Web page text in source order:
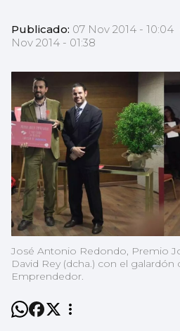
Publicado: 07 Nov 2014 - 10:04
Nov 2014 - 01:38
José Antonio Redondo, Premio
David Rey (dcha.) con el
Emprendedor.